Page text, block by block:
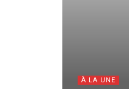
À LA UNE